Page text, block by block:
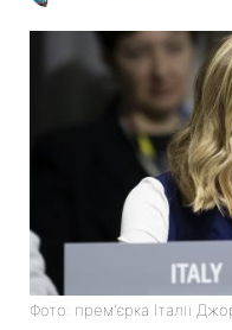
Фото: прем'єрка Італії